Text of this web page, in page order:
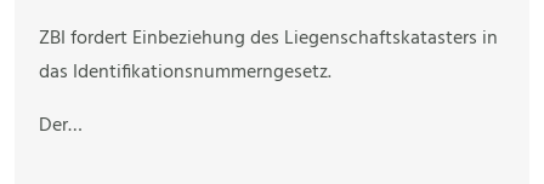
ZBI fordert Einbeziehung des Liegenschaftskatasters in
das Identifikationsnummerngesetz.
Der…